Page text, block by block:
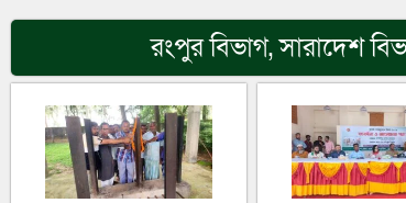
রংপুর বিভাগ,সারাদেশ